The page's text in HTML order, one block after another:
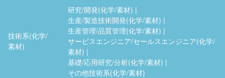
技術系(化学/
素材)
研究/開発(化学/素材)
生産/製造技術開発(化学/素材)
生産管理/品質管理(化学/素材)
サービスエンジニア/セールスエンジニア(化学/
素材)
基礎/応用研究/分析(化学/素材)
その他技術系(化学/素材)